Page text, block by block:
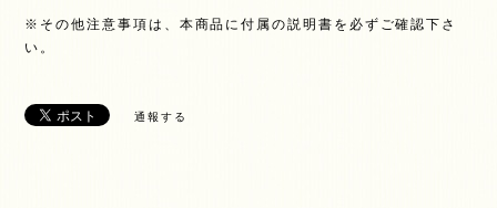
※その他注意事項は、本商品に付属の説明書を必ずご確認下さ
い。
通報する